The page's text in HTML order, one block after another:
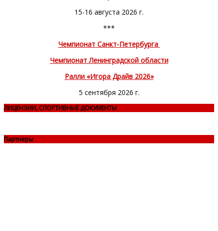
15-16 августа 2026 г.
***
Чемпионат Санкт-Петербурга
Чемпионат Ленинградской области
Ралли «Игора Драйв 2026»
5 сентября 2026 г.
ЛИЦЕНЗИИ, СПОРТИВНЫЕ ДОКУМЕНТЫ
Партнеры